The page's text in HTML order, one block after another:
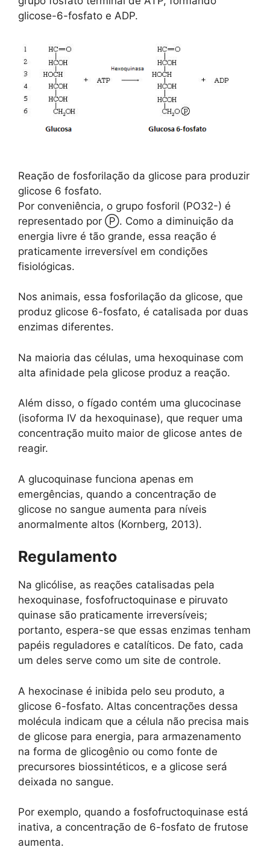
glicose-6-fosfato e ADP.
Reação de fosforilação da glicose para produzir
glicose 6 fosfato.
Por conveniência, o grupo fosforil (PO32-) é
representado por Ⓟ. Como a diminuição da
energia livre é tão grande, essa reação é
praticamente irreversível em condições
fisiológicas.
Nos animais, essa fosforilação da glicose, que
produz glicose 6-fosfato, é catalisada por duas
enzimas diferentes.
Na maioria das células, uma hexoquinase com
alta afinidade pela glicose produz a reação.
Além disso, o fígado contém uma glucocinase
(isoforma IV da hexoquinase), que requer uma
concentração muito maior de glicose antes de
reagir.
A glucoquinase funciona apenas em
emergências, quando a concentração de
glicose no sangue aumenta para níveis
anormalmente altos (Kornberg, 2013).
Regulamento
Na glicólise, as reações catalisadas pela
hexoquinase, fosfofructoquinase e piruvato
quinase são praticamente irreversíveis;
portanto, espera-se que essas enzimas tenham
papéis reguladores e catalíticos. De fato, cada
um deles serve como um site de controle.
A hexocinase é inibida pelo seu produto, a
glicose 6-fosfato. Altas concentrações dessa
molécula indicam que a célula não precisa mais
de glicose para energia, para armazenamento
na forma de glicogênio ou como fonte de
precursores biossintéticos, e a glicose será
deixada no sangue.
Por exemplo, quando a fosfofructoquinase está
inativa, a concentração de 6-fosfato de frutose
aumenta.